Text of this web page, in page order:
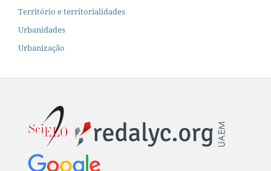
Território e territorialidades
Urbanidades
Urbanização